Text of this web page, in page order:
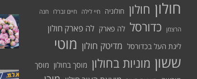
חולון חולון חולוניה חיי לילה חיים זברלו חנה
הרצמן כדורסל לה פארק לה פארק חולון
ליגת העל בכדורסל מדיטק חולון מוטי
ששון מוניות בחולון מוסך בחולון מוסך